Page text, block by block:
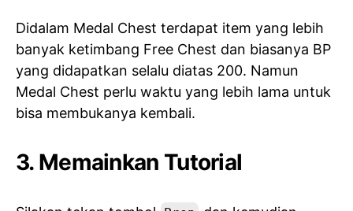
Didalam Medal Chest terdapat item yang lebih
banyak ketimbang Free Chest dan biasanya BP
yang didapatkan selalu diatas 200. Namun
Medal Chest perlu waktu yang lebih lama untuk
bisa membukanya kembali.
3. Memainkan Tutorial